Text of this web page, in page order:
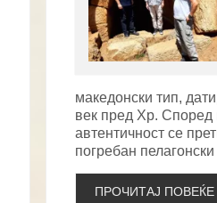
македонски тип,
век пред Хр. Според
автентичност се
погребан
ПРОЧИТАЈ ПОВЕЌЕ